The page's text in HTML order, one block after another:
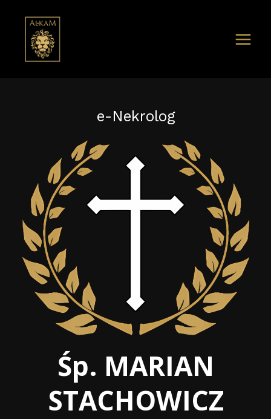
e-Nekrolog
Śp. MARIAN
STACHOWICZ